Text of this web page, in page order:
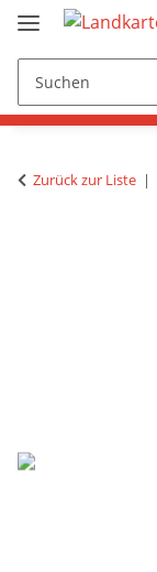
Zurück zur Liste